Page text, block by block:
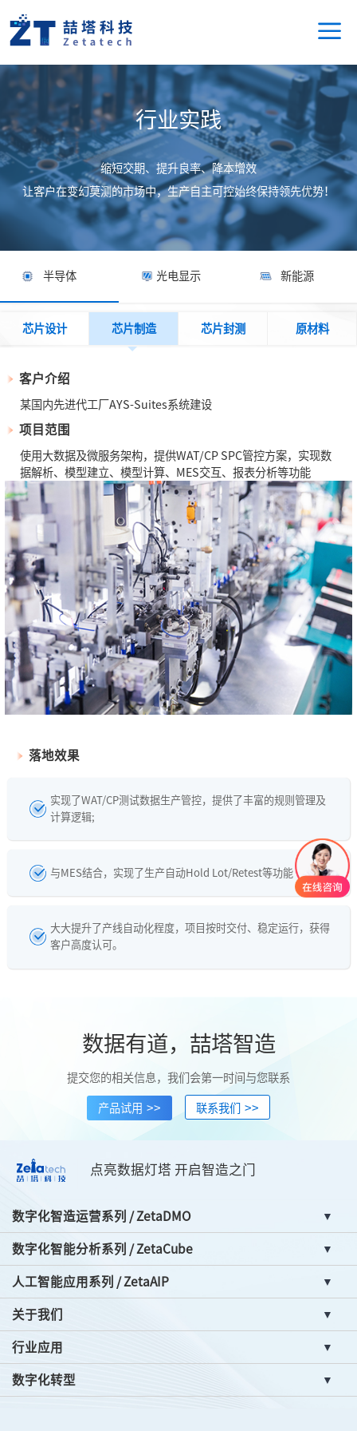
行业实践
缩短交期、提升良率、降本增效
让客户在变幻莫测的市场中，生产自主可控始终保持领先优势！
半导体 光电显示 新能源
芯片设计 芯片制造 芯片封测 原材料
客户介绍
某国内先进代工厂AYS-Suites系统建设
项目范围
使用大数据及微服务架构，提供WAT/CP SPC管控方案，实现数
据解析、模型建立、模型计算、MES交互、报表分析等功能
落地效果
实现了WAT/CP测试数据生产管控，提供了丰富的规则管理及
计算逻辑;
与MES结合，实现了生产自动Hold Lot/Retest等功能
大大提升了产线自动化程度，项目按时交付、稳定运行，获得
客户高度认可。
数据有道，喆塔智造
提交您的相关信息，我们会第一时间与您联系
产品试用 >> 联系我们 >>
点亮数据灯塔 开启智造之门
数字化智造运营系列 / ZetaDMO
数字化智能分析系列 / ZetaCube
人工智能应用系列 / ZetaAIP
关于我们
行业应用
数字化转型